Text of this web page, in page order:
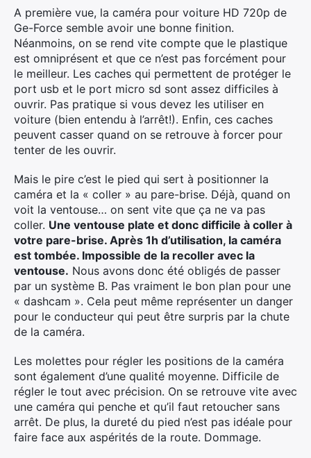
A première vue, la caméra pour voiture HD 720p de
Ge-Force semble avoir une bonne finition.
Néanmoins, on se rend vite compte que le plastique
est omniprésent et que ce n’est pas forcément pour
le meilleur. Les caches qui permettent de protéger le
port usb et le port micro sd sont assez difficiles à
ouvrir. Pas pratique si vous devez les utiliser en
voiture (bien entendu à l’arrêt!). Enfin, ces caches
peuvent casser quand on se retrouve à forcer pour
tenter de les ouvrir.
Mais le pire c’est le pied qui sert à positionner la
caméra et la « coller » au pare-brise. Déjà, quand on
voit la ventouse… on sent vite que ça ne va pas
coller. Une ventouse plate et donc difficile à coller à
votre pare-brise. Après 1h d’utilisation, la caméra
est tombée. Impossible de la recoller avec la
ventouse. Nous avons donc été obligés de passer
par un système B. Pas vraiment le bon plan pour une
« dashcam ». Cela peut même représenter un danger
pour le conducteur qui peut être surpris par la chute
de la caméra.
Les molettes pour régler les positions de la caméra
sont également d’une qualité moyenne. Difficile de
régler le tout avec précision. On se retrouve vite avec
une caméra qui penche et qu’il faut retoucher sans
arrêt. De plus, la dureté du pied n’est pas idéale pour
faire face aux aspérités de la route. Dommage.
Rechercher
: